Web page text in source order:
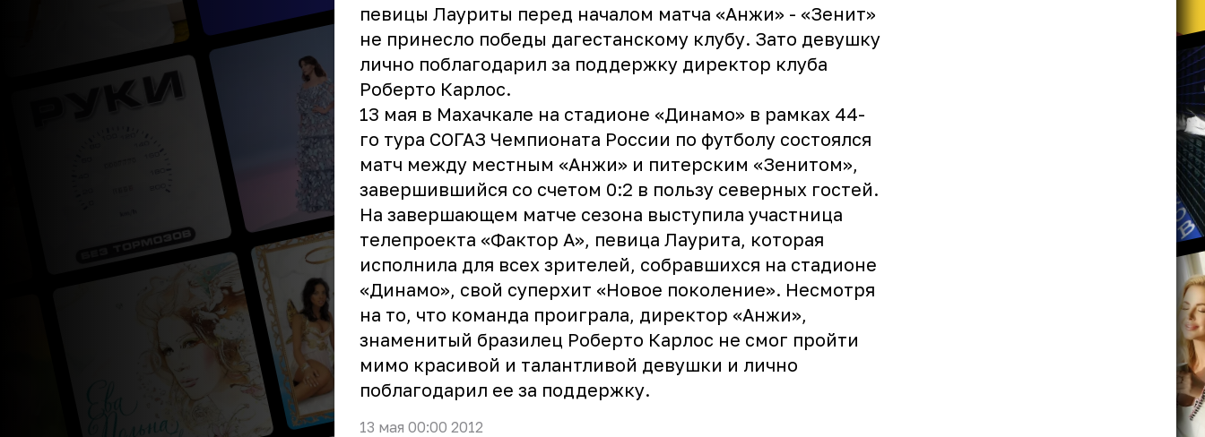
певицы Лауриты перед началом матча «Анжи» - «Зенит»
не принесло победы дагестанскому клубу. Зато девушку
лично поблагодарил за поддержку директор клуба
Роберто Карлос.
13 мая в Махачкале на стадионе «Динамо» в рамках 44-
го тура СОГАЗ Чемпионата России по футболу состоялся
матч между местным «Анжи» и питерским «Зенитом»,
завершившийся со счетом 0:2 в пользу северных гостей.
На завершающем матче сезона выступила участница
телепроекта «Фактор А», певица Лаурита, которая
исполнила для всех зрителей, собравшихся на стадионе
«Динамо», свой суперхит «Новое поколение». Несмотря
на то, что команда проиграла, директор «Анжи»,
знаменитый бразилец Роберто Карлос не смог пройти
мимо красивой и талантливой девушки и лично
поблагодарил ее за поддержку.
13 мая 00:00 2012